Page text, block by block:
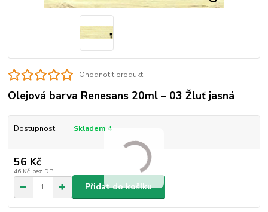
Ohodnotit produkt
Olejová barva Renesans 20ml – 03 Žluť jasná
Dostupnost Skladem 4
56 Kč
46 Kč bez DPH
Přidat do košíku